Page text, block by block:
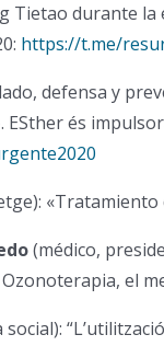
Tietao durante la
https://t.me/
defensa y
ESther és
«Tratamiento
(médico,
el